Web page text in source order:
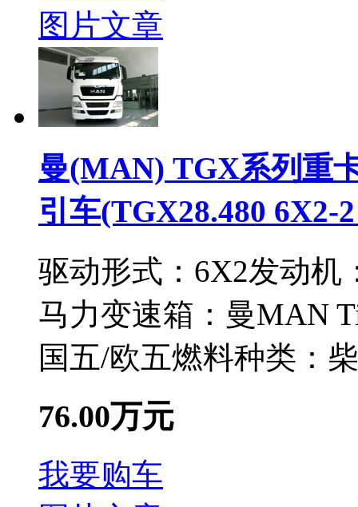
图片文章
曼(MAN) TGX系列重
引车(TGX28.480 6X2-
驱动形式： 6X2发动机
马力变速箱： 曼MAN
国五/欧五燃料种类：
76.00万元
我要购车